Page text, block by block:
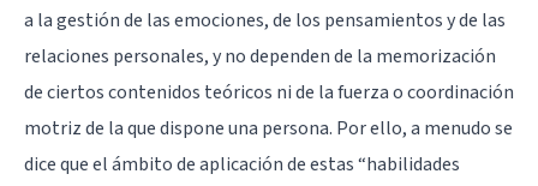
a la gestión de las emociones, de los pensamientos y de las
relaciones personales, y no dependen de la memorización
de ciertos contenidos teóricos ni de la fuerza o coordinación
motriz de la que dispone una persona. Por ello, a menudo se
dice que el ámbito de aplicación de estas “habilidades